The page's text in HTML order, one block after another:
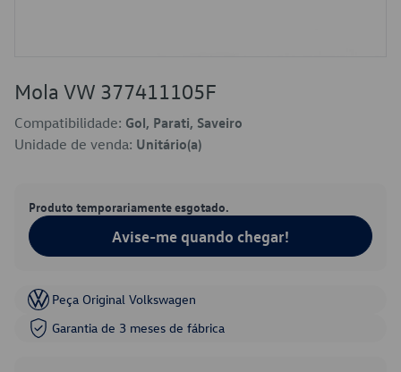
Mola VW 377411105F
Compatibilidade: Gol, Parati, Saveiro
Unidade de venda: Unitário(a)
Produto temporariamente esgotado.
Avise-me quando chegar!
Peça Original Volkswagen
Garantia de 3 meses de fábrica